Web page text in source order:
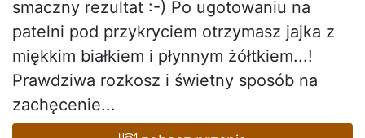
smaczny rezultat :-) Po ugotowaniu na
patelni pod przykryciem otrzymasz jajka z
miękkim białkiem i płynnym żółtkiem...!
Prawdziwa rozkosz i świetny sposób na
zachęcenie...